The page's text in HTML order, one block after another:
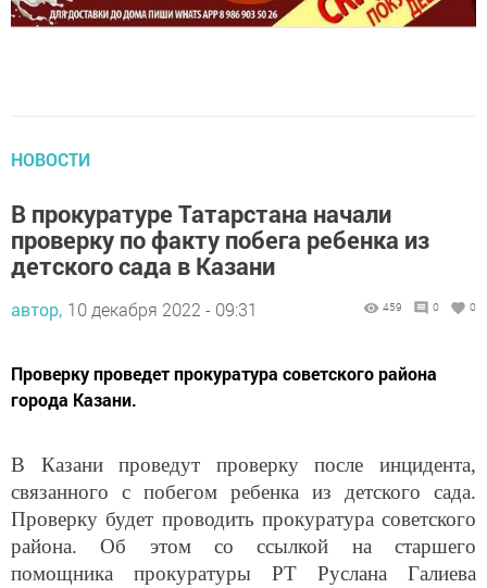
НОВОСТИ
В прокуратуре Татарстана начали
проверку по факту побега ребенка из
детского сада в Казани
автор, 10 декабря 2022 - 09:31 459 0 0
Проверку проведет прокуратура советского района
города Казани.
В Казани проведут проверку после инцидента,
связанного с побегом ребенка из детского сада.
Проверку будет проводить прокуратура советского
района. Об этом со ссылкой на старшего
помощника прокуратуры РТ Руслана Галиева